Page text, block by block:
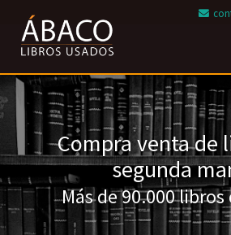
Compra venta de
segunda
Más de 90.000 libros